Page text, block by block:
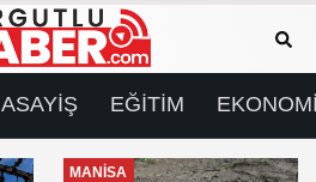
ASAYİŞ EĞİTİM
GÜNDEM